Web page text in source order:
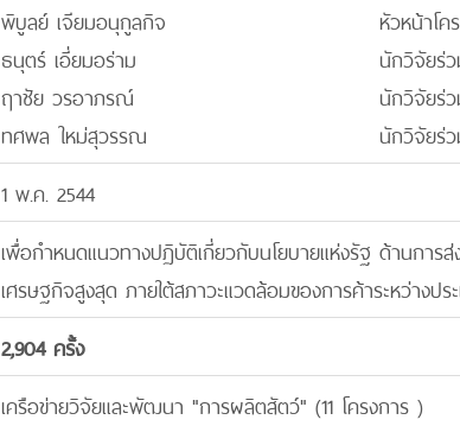
พิบูลย์ เจียมอนุกูลกิจ
หัวหน้าโค
ธนุตร์ เอี่ยมอร่าม
นักวิจัยร่
ฤาชัย วรอาภรณ์
นักวิจัยร่
ทศพล ใหม่สุวรรณ
นักวิจัยร่
1 พ.ค. 2544
เพื่อกำหนดแนวทางปฏิบัติเกี่ยวกับนโยบายแห่งรัฐ ด้านการส่
เศรษฐกิจสูงสุด ภายใต้สภาวะแวดล้อมของการค้าระหว่างปร
2,904 ครั้ง
เครือข่ายวิจัยและพัฒนา "การผลิตสัตว์" (11 โครงการ )